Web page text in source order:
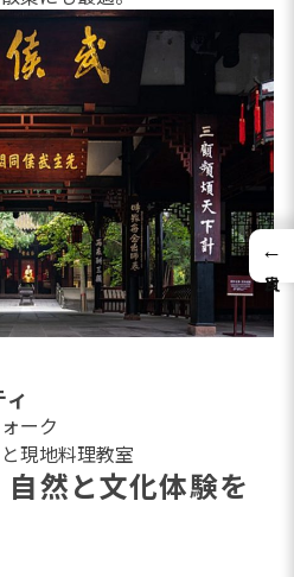
ーク
現地料理教室
然と文化体験を
←